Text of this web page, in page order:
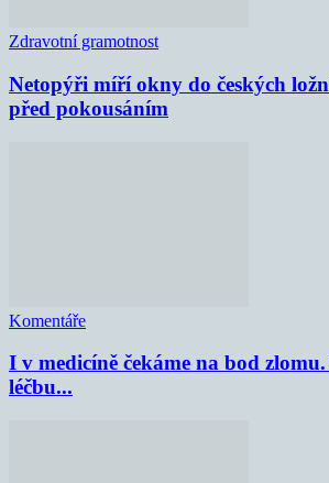
Zdravotní gramotnost
Netopýři míří okny do českých
před pokousáním
Komentáře
I v medicíně čekáme na bod
léčbu...